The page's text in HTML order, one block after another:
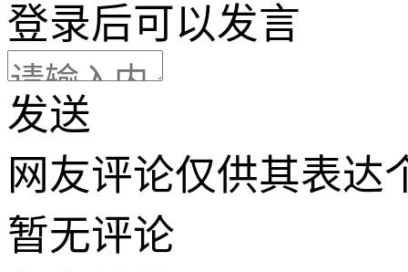
登录后可以发言
发送
网友评论仅供其表达
暂无评论